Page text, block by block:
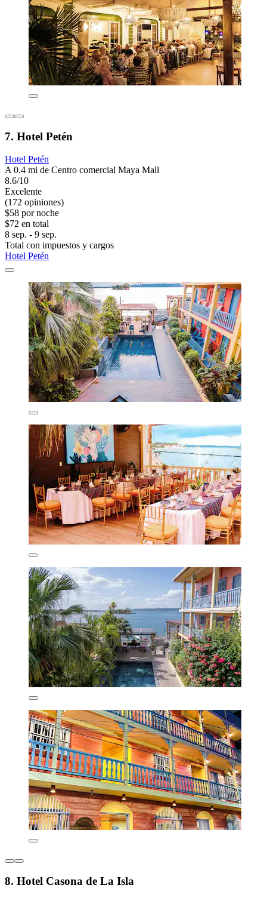
7. Hotel Petén
Hotel Petén
A 0.4 mi de Centro comercial Maya Mall
8.6/10
Excelente
(172 opiniones)
$58 por noche
$72 en total
8 sep. - 9 sep.
Total con impuestos y cargos
Hotel Petén
8. Hotel Casona de La Isla